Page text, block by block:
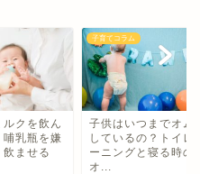
クを飲ん
乳瓶を嫌
ませる
子育てコラム
子供はいつまでオム
しているの？トイレ
ーニングと寝る時の
オ...